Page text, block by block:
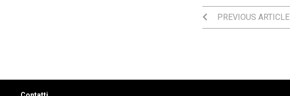
PREVIOUS ARTICLE